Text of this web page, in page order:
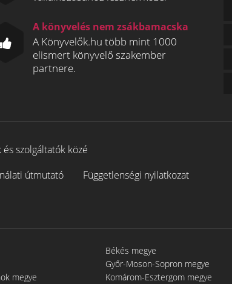
A könyvelés nem zsákbamacska
A Könyvelők.hu több mint 1000
elismert könyvelő szakember
partnere.
szolgáltatók közé
útmutató
Függetlenségi nyilatkozat
Békés megye
Győr-Moson-Sopron megye
megye Komárom-Esztergom megye